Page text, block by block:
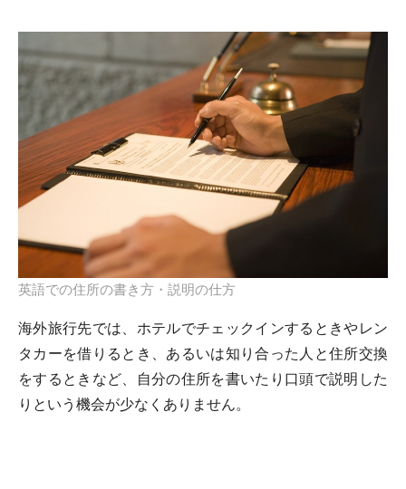
英語での住所の書き方・説明の仕方
海外旅行先では、ホテルでチェックインするときやレン
タカーを借りるとき、あるいは知り合った人と住所交換
をするときなど、自分の住所を書いたり口頭で説明した
りという機会が少なくありません。